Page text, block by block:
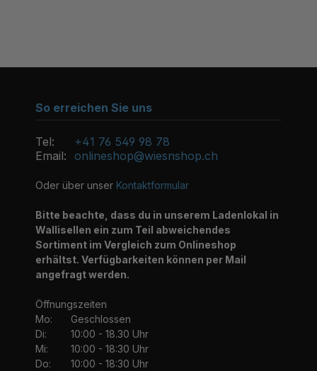
So erreichen Sie uns
Tel:
+41 76 549 98 78
Email: onlineshop@wiesnshop.ch
Oder über unser Kontaktformular
Bitte beachte, dass du in unserem Ladenlokal in
Wallisellen ein zum Teil abweichendes
Sortiment im Vergleich zum Onlineshop
erhältst. Verfügbarkeiten können per Mail
angefragt werden.
Öffnungszeiten
Mo:
Geschlossen
Di:
10:00 - 18.30 Uhr
Mi:
10:00 - 18:30 Uhr
Do:
10:00 - 18:30 Uhr